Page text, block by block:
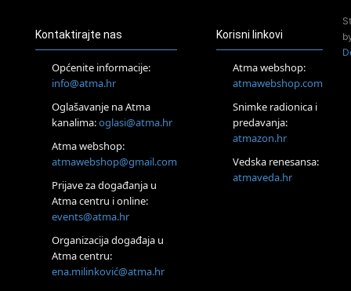
Tečaj Višeg Vodstva, razvijanja intuicije i Akaša zapisa
26.08.
Postanite Nositelj Vibracije Nove Zemlje
Visoko
Alemka Dauskardt – Jednodnevna radionica sistemskih
Zagreb
HOD PO ŽERAVICI – Seminar koji mijenja tijelo, duh i um
SoulFest – Festival glazbe, mudrosti i zajedništva
Radoboj
Noćna šumska kupka
Kontaktirajte nas
Općenite informacije:
info@atma.hr
Oglašavanje na Atma
kanalima:oglasi@atma.hr
Atma webshop:
atmawebshop@gmail.com
Prijave za događanja u
Atma centru i online:
events@atma.hr
Organizacija događaja u
Atma centru:
ena.milinković@atma.hr
Korisni linkovi
Atma webshop:
atmawebshop.com
Snimke radionica i
predavanja:
atmazon.hr
Vedska renesansa:
atmaveda.hr